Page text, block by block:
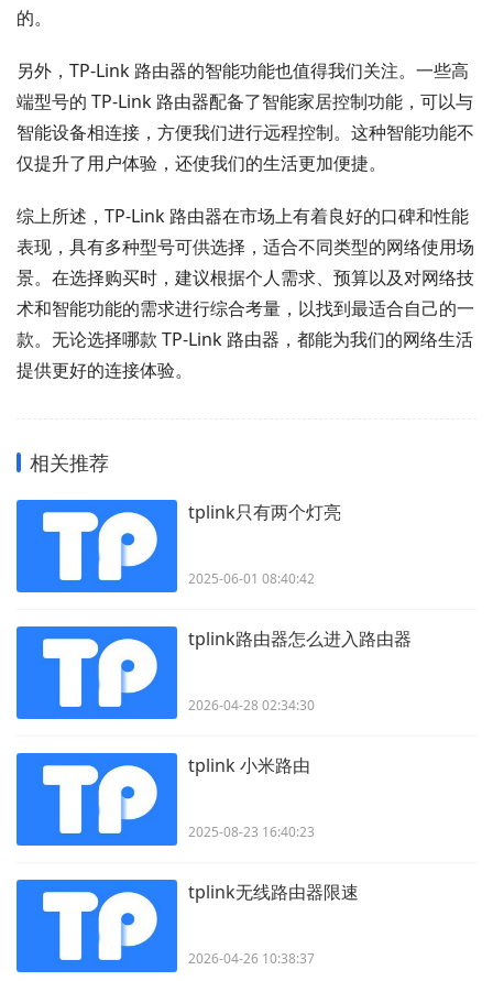
的。
另外，TP-Link 路由器的智能功能也值得我们关注。一些高
端型号的 TP-Link 路由器配备了智能家居控制功能，可以与
智能设备相连接，方便我们进行远程控制。这种智能功能不
仅提升了用户体验，还使我们的生活更加便捷。
综上所述，TP-Link 路由器在市场上有着良好的口碑和性能
表现，具有多种型号可供选择，适合不同类型的网络使用场
景。在选择购买时，建议根据个人需求、预算以及对网络技
术和智能功能的需求进行综合考量，以找到最适合自己的一
款。无论选择哪款 TP-Link 路由器，都能为我们的网络生活
提供更好的连接体验。
相关推荐
tplink只有两个灯亮
2025-06-01 08:40:42
tplink路由器怎么进入路由器
2026-04-28 02:34:30
tplink 小米路由
2025-08-23 16:40:23
tplink无线路由器限速
2026-04-26 10:38:37